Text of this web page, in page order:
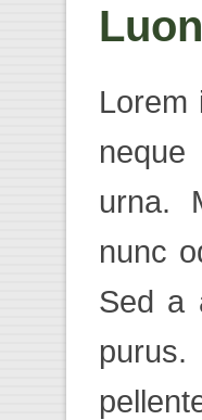
Lorem
urna.
nunc
Sed a